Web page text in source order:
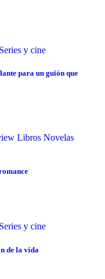
Series y cine
para un guión que
Libros Novelas
Series y cine
de la vida